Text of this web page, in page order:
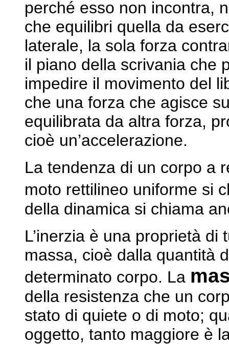
perché esso non incontra,
che equilibri quella da
laterale, la sola forza
il piano della scrivania che
impedire il movimento del
che una forza che agisce
equilibrata da altra forza,
cioè un’accelerazione.
La tendenza di un corpo a
moto rettilineo uniforme si
della dinamica si chiama
L’inerzia è una proprietà
massa, cioè dalla quantità
determinato corpo. La
della resistenza che un
stato di quiete o di moto;
oggetto, tanto maggiore è